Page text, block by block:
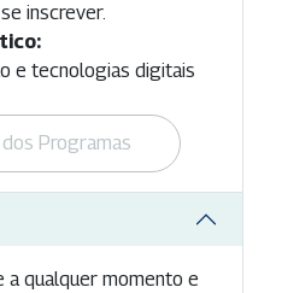
inscrever.
e tecnologias digitais
Programas
a qualquer momento e